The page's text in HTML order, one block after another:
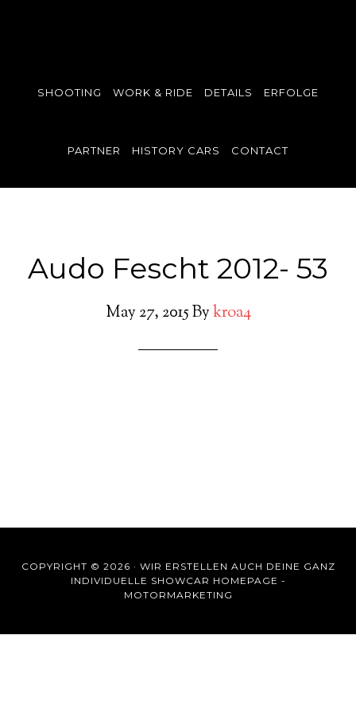
SHOOTING WORK & RIDE DETAILS ERFOLGE
PARTNER HISTORY CARS CONTACT
Audo Fescht 2012- 53
May 27, 2015Bykroa4
COPYRIGHT © 2026 · WIR ERSTELLEN AUCH DEINE GANZ
INDIVIDUELLE SHOWCAR HOMEPAGE -
MOTORMARKETING